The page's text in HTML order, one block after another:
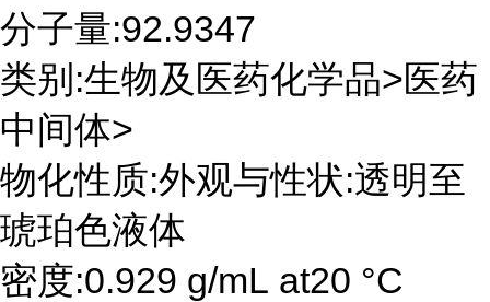
分子量:92.9347
类别:生物及医药化学品>医药
中间体>
物化性质:外观与性状:透明至
琥珀色液体
密度:0.929 g/mL at20 °C